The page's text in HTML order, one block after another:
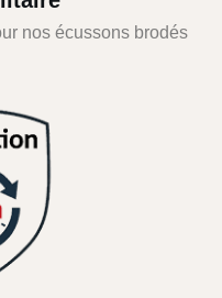
nos écussons brodés